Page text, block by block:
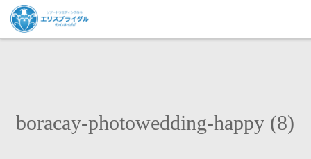
boracay-photowedding-happy (8)